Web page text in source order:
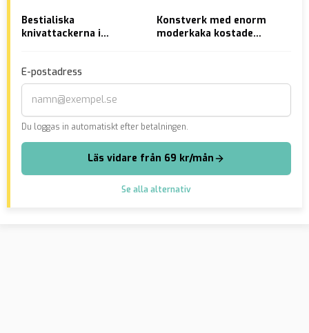
Bestialiska
knivattackerna i
Konstverk med enorm
moderkaka kostade
E-postadress
Du loggas in automatiskt efter betalningen.
Läs vidare från 69 kr/mån
Se alla alternativ